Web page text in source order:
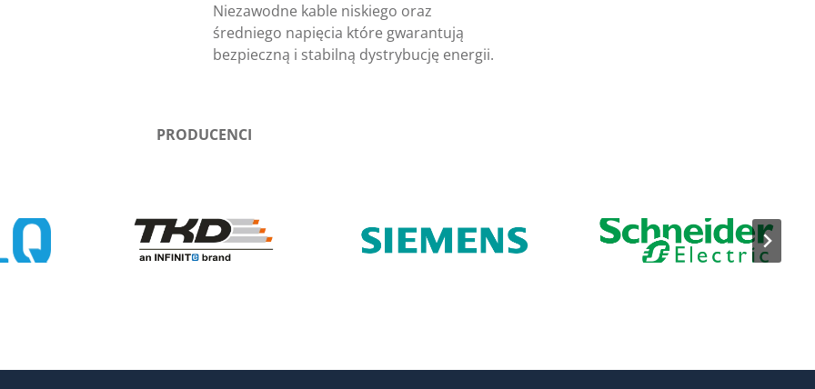
Niezawodne kable niskiego oraz
średniego napięcia które gwarantują
bezpieczną i stabilną dystrybucję energii.
PRODUCENCI